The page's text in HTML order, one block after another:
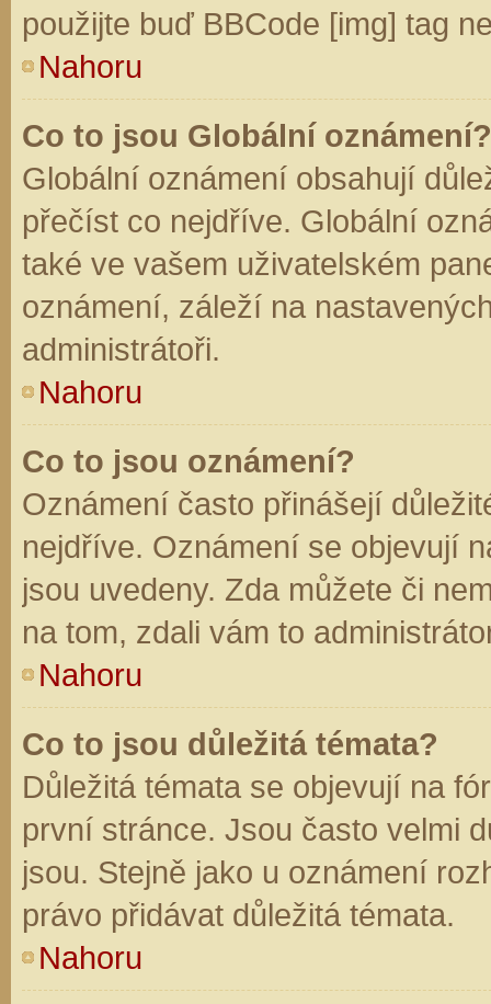
použijte buď BBCode [img] tag
Nahoru
Co to jsou Globální oznámení?
Globální oznámení obsahují
přečíst co nejdříve. Globální
také ve vašem uživatelském
oznámení, záleží na
administrátoři.
Nahoru
Co to jsou oznámení?
Oznámení často přinášejí
nejdříve. Oznámení se objevují
jsou uvedeny. Zda můžete či
na tom, zdali vám to
Nahoru
Co to jsou důležitá témata?
Důležitá témata se objevují na
první stránce. Jsou často velmi
jsou. Stejně jako u oznámení
právo přidávat důležitá témata.
Nahoru